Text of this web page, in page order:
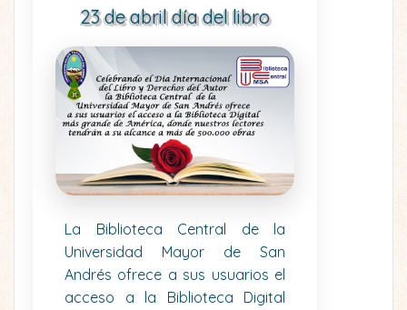
23 de abril día del libro
La Biblioteca Central de la
Universidad Mayor de San
Andrés ofrece a sus usuarios el
acceso a la Biblioteca Digital